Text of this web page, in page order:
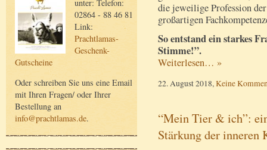
unter: Telefon:
02864 - 88 46 81
Link:
Prachtlamas-
Geschenk-
Gutscheine
Oder schreiben Sie uns eine Email
mit Ihren Fragen/ oder Ihrer
Bestellung an
info@prachtlamas.de.
die jeweilige Profession
großartigen
So entstand ein starkes
Stimme!”.
Weiterlesen… »
22. August 2018,Keine
“Mein Tier & ich”:
Stärkung der inneren